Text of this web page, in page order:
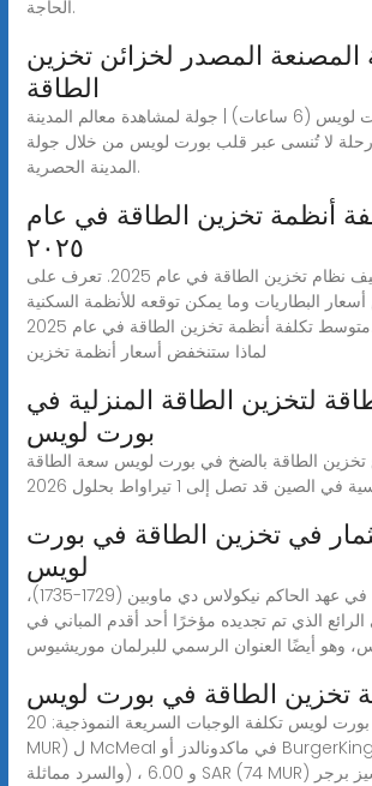
الحاجة.
المصنعة المصدر لخزائن تخزين
الطاقة
جولة في مدينة بورت لويس (6 ساعات) | جولة لمشاهدة معالم المدينة
لا تُنسى عبر قلب بورت لويس من خلال جولة
المدينة الحصرية.
أنظمة تخزين الطاقة في عام
٢٠٢٥
تحليل شامل لتكاليف نظام تخزين الطاقة في عام 2025. تعرف على
البطاريات وما يمكن توقعه للأنظمة السكنية
والتجارية والصناعية.متوسط تكلفة أنظمة تخزين الطاقة في عام 2025
لماذا ستنخفض أسعار أنظمة تخزين
لتخزين الطاقة المنزلية في
بورت لويس
الطاقة بالضخ في بورت لويس سعة الطاقة
في تخزين الطاقة في بورت
لويس
تم بناء مقر الحكومة في عهد الحاكم نيكولاس دي ماوبين (1729-1735)،
الرائع الذي تم تجديده مؤخرًا أحد أقدم المباني في
تخزين الطاقة في بورت لويس
في بورت لويس تكلفة الوجبات السريعة النموذجية: 20 SAR (245
MUR) ل McMeal في ماكدونالدز أو BurgerKing (أو وجبة التحرير